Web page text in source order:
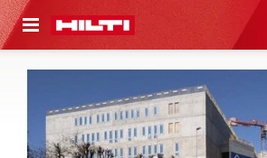
GŁÓWNEJ